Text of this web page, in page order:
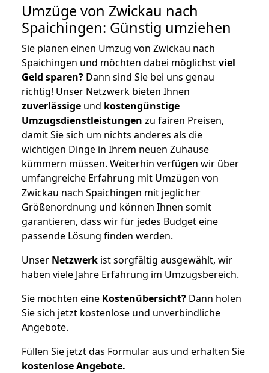
Umzüge von Zwickau nach
Spaichingen: Günstig umziehen
Sie planen einen Umzug von Zwickau nach
Spaichingen und möchten dabei möglichstviel
Geld sparen? Dann sind Sie bei uns genau
richtig! Unser Netzwerk bieten Ihnen
zuverlässige und kostengünstige
Umzugsdienstleistungen zu fairen Preisen,
damit Sie sich um nichts anderes als die
wichtigen Dinge in Ihrem neuen Zuhause
kümmern müssen. Weiterhin verfügen wir über
umfangreiche Erfahrung mit Umzügen von
Zwickau nach Spaichingen mit jeglicher
Größenordnung und können Ihnen somit
garantieren, dass wir für jedes Budget eine
passende Lösung finden werden.
Unser Netzwerk ist sorgfältig ausgewählt, wir
haben viele Jahre Erfahrung im Umzugsbereich.
Sie möchten eine Kostenübersicht? Dann holen
Sie sich jetzt kostenlose und unverbindliche
Angebote.
Füllen Sie jetzt das Formular aus und erhalten Sie
kostenloseAngebote.